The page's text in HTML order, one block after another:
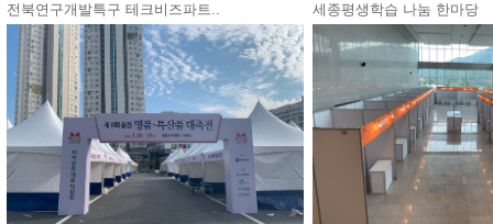
전북연구개발특구 테크비즈파트.. 세종평생학습 나눔 한마당